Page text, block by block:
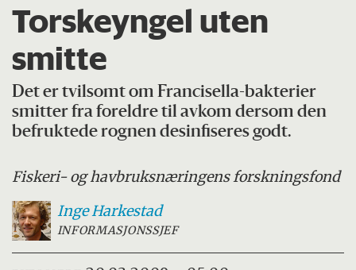
Torskeyngel uten
smitte
Det er tvilsomt om Francisella-bakterier
smitter fra foreldre til avkom dersom den
befruktede rognen desinfiseres godt.
Fiskeri- og havbruksnæringens forskningsfond
IngeHarkestad
INFORMASJONSSJEF